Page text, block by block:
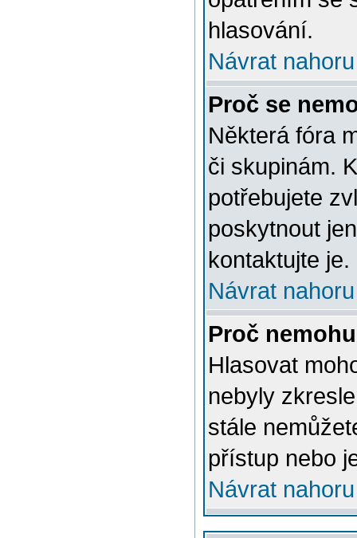
hlasování.
Návrat nahoru
Proč se
Některá fóra
či skupinám.
potřebujete
poskytnout
kontaktujte je.
Návrat nahoru
Proč
Hlasovat
nebyly
stále
přístup nebo
Návrat nahoru